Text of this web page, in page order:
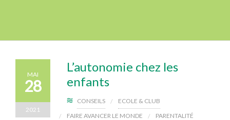
MAI
28
2021
L’autonomie chez les
enfants
CONSEILS
ECOLE & CLUB
FAIRE AVANCER LE MONDE
PARENTALITÉ